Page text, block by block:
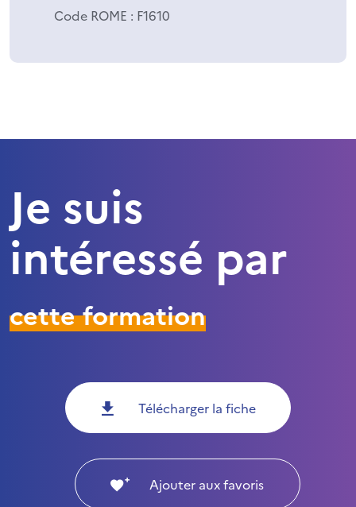
Code ROME : F1610
Je suis
intéressé par
cette formation
Télécharger la fiche
Ajouter aux favoris